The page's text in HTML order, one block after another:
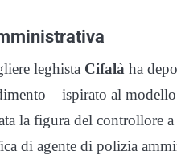
leghista Cifalà ha
– ispirato al
la figura del controllore
di agente di polizia